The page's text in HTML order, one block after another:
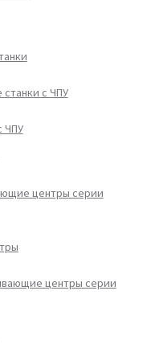
с ЧПУ
ЧПУ
центры серии
центры серии